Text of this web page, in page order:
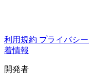
利用規約 プライバシ
着情報
開発者